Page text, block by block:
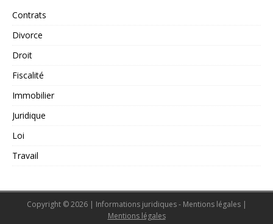
Contrats
Divorce
Droit
Fiscalité
Immobilier
Juridique
Loi
Travail
Copyright © 2026 | Informations juridiques - Mentions légales |
Mentions légales